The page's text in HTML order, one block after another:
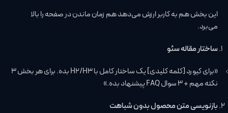
این بخش هم به کاربر ارزش می‌دهد هم زمان ماندن در صفحه را بالا
می‌برد.
ساختار مقاله سئو
«برای کیورد [کلمه کلیدی] یک ساختار کامل با H2/H3 بده. برای هر بخش ۳
نکته مهم + ۳ سوال FAQ پیشنهاد بده.»
بازنویسی متن محصول بدون شباهت